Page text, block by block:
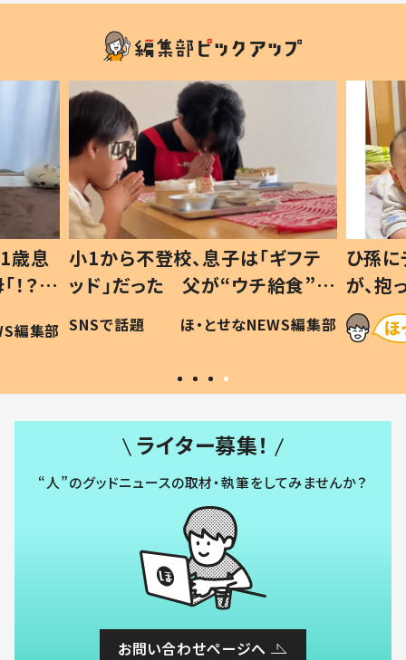
歳息
？」
編集部
小1から不登校、息子は「ギフテ
ッド」だった 父が“ウチ給食”を
作り続ける理由とは #令和の親
#令和の子
SNSで話題 ほ・とせなNEWS編集部
ひ孫
が、
「涙が
い」
ライター募集！
“人”のグッドニュースの取材・執筆をしてみませんか？
お問い合わせページへ